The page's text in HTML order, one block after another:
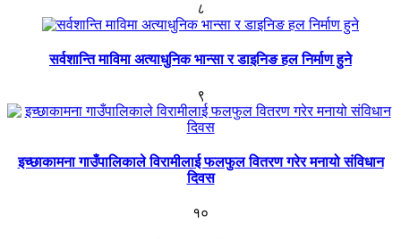
८
सर्वशान्ति माविमा अत्याधुनिक भान्सा र डाइनिङ हल निर्माण हुने
९
इच्छाकामना गाउँपालिकाले विरामीलाई फलफुल वितरण गरेर मनायो संविधान
दिवस
१०